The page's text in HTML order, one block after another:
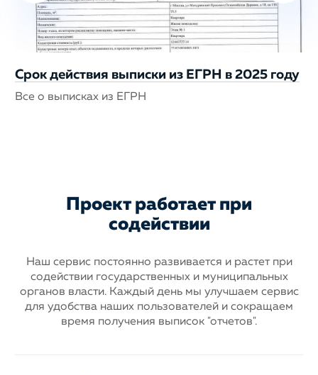
Срок действия выписки из ЕГРН в 2025 году
Все о выписках из ЕГРН
Проект работает при
содействии
Наш сервис постоянно развивается и растет при
содействии государственныхи муниципальных
органов власти. Каждый день мы улучшаем сервис
для удобства наших пользователей и сокращаем
время получения выписок "отчетов".